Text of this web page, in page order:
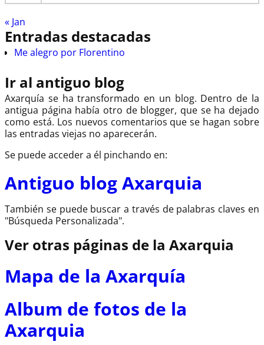
« Jan
Entradas destacadas
Me alegro por Florentino
Ir al antiguo blog
Axarquía se ha transformado en un blog. Dentro de la
antigua página había otro de blogger, que se ha dejado
como está. Los nuevos comentarios que se hagan sobre
las entradas viejas no aparecerán.
Se puede acceder a él pinchando en:
Antiguo blog Axarquia
También se puede buscar a través de palabras claves en
"Búsqueda Personalizada".
Ver otras páginas de la Axarquia
Mapa de la Axarquía
Album de fotos de la
Axarquia